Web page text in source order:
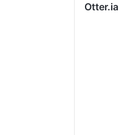
Otter.ia